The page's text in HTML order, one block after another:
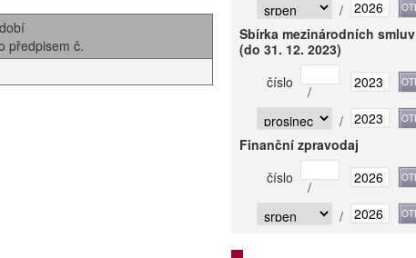
předpisem č.
/
Sbírka mezinárodních smluv
(do 31. 12. 2023)
číslo
/
/
Finanční zpravodaj
číslo
/
/